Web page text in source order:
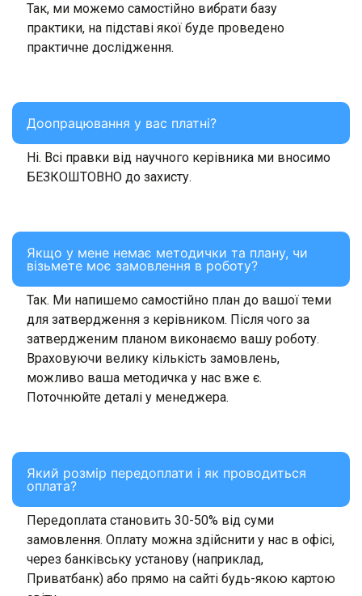
Так, ми можемо самостійно вибрати базу
практики, на підставі якої буде проведено
практичне дослідження.
Доопрацювання у вас платні?
Ні. Всі правки від научного керівника ми вносимо
БЕЗКОШТОВНО до захисту.
Якщо у мене немає методички та плану, чи
візьмете моє замовлення в роботу?
Так. Ми напишемо самостійно план до вашої теми
для затвердження з керівником. Після чого за
затвердженим планом виконаємо вашу роботу.
Враховуючи велику кількість замовлень,
можливо ваша методичка у нас вже є.
Поточнюйте деталі у менеджера.
Який розмір передоплати і як проводиться
оплата?
Передоплата становить 30-50% від суми
замовлення. Оплату можна здійснити у нас в офісі,
через банківську установу (наприклад,
Приватбанк) або прямо на сайті будь-якою картою